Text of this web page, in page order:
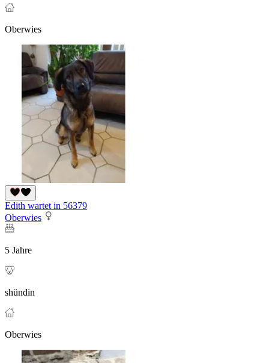
Oberwies
Edith wartet in 56379
Oberwies
5 Jahre
shündin
Oberwies